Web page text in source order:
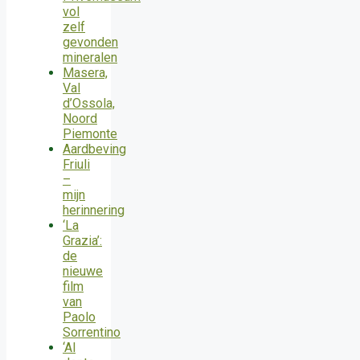
vol
zelf
gevonden
mineralen
Masera,
Val
d’Ossola,
Noord
Piemonte
Aardbeving
Friuli
–
mijn
herinnering
‘La
Grazia’:
de
nieuwe
film
van
Paolo
Sorrentino
‘Al